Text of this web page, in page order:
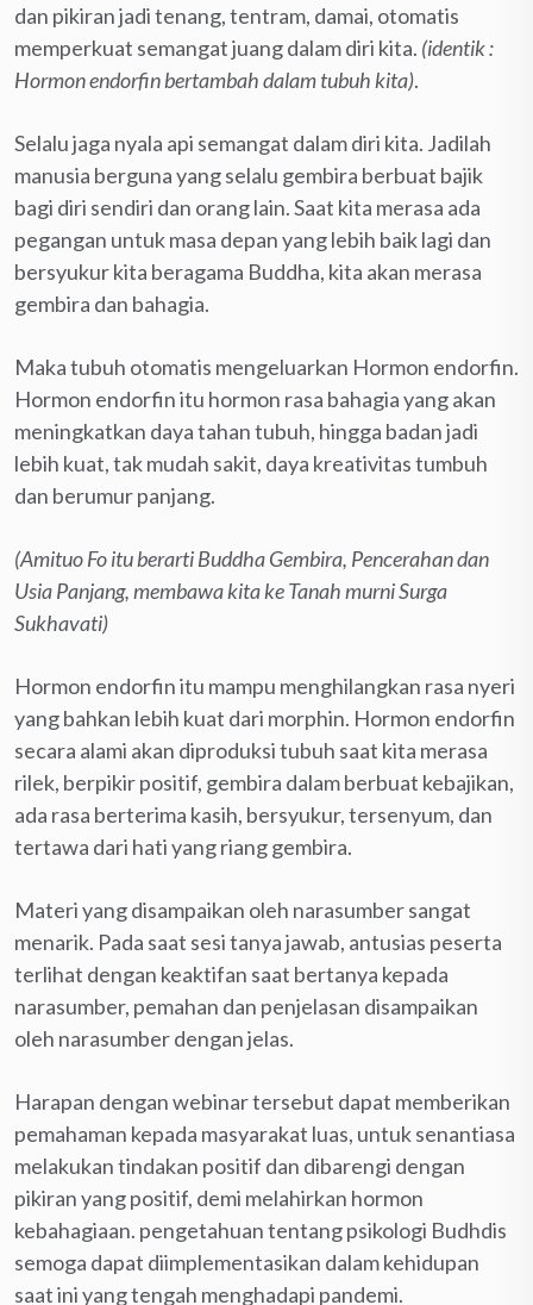
dan pikiran jadi tenang, tentram, damai, otomatis
memperkuat semangat juang dalam diri kita. (identik :
Hormon endorfin bertambah dalam tubuh kita).
Selalu jaga nyala api semangat dalam diri kita. Jadilah
manusia berguna yang selalu gembira berbuat bajik
bagi diri sendiri dan orang lain. Saat kita merasa ada
pegangan untuk masa depan yang lebih baik lagi dan
bersyukur kita beragama Buddha, kita akan merasa
gembira dan bahagia.
Maka tubuh otomatis mengeluarkan Hormon endorfin.
Hormon endorfin itu hormon rasa bahagia yang akan
meningkatkan daya tahan tubuh, hingga badan jadi
lebih kuat, tak mudah sakit, daya kreativitas tumbuh
dan berumur panjang.
(Amituo Fo itu berarti Buddha Gembira, Pencerahan dan
Usia Panjang, membawa kita ke Tanah murni Surga
Sukhavati)
Hormon endorfin itu mampu menghilangkan rasa nyeri
yang bahkan lebih kuat dari morphin. Hormon endorfin
secara alami akan diproduksi tubuh saat kita merasa
rilek, berpikir positif, gembira dalam berbuat kebajikan,
ada rasa berterima kasih, bersyukur, tersenyum, dan
tertawa dari hati yang riang gembira.
Materi yang disampaikan oleh narasumber sangat
menarik. Pada saat sesi tanya jawab, antusias peserta
terlihat dengan keaktifan saat bertanya kepada
narasumber, pemahan dan penjelasan disampaikan
oleh narasumber dengan jelas.
Harapan dengan webinar tersebut dapat memberikan
pemahaman kepada masyarakat luas, untuk senantiasa
melakukan tindakan positif dan dibarengi dengan
pikiran yang positif, demi melahirkan hormon
kebahagiaan. pengetahuan tentang psikologi Budhdis
semoga dapat diimplementasikan dalam kehidupan
saat ini yang tengah menghadapi pandemi.